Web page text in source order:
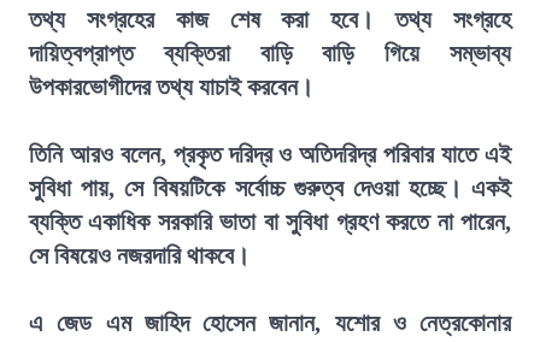
তথ্য সংগ্রহের কাজ শেষ করা হবে। তথ্য সংগ্রহে
দায়িত্বপ্রাপ্ত ব্যক্তিরা বাড়ি বাড়ি গিয়ে সম্ভাব্য
উপকারভোগীদের তথ্য যাচাই করবেন।
তিনি আরও বলেন, প্রকৃত দরিদ্র ও অতিদরিদ্র পরিবার যাতে এই
সুবিধা পায়, সে বিষয়টিকে সর্বোচ্চ গুরুত্ব দেওয়া হচ্ছে। একই
ব্যক্তি একাধিক সরকারি ভাতা বা সুবিধা গ্রহণ করতে না পারেন,
সে বিষয়েও নজরদারি থাকবে।
এ জেড এম জাহিদ হোসেন জানান, যশোর ও নেত্রকোনার